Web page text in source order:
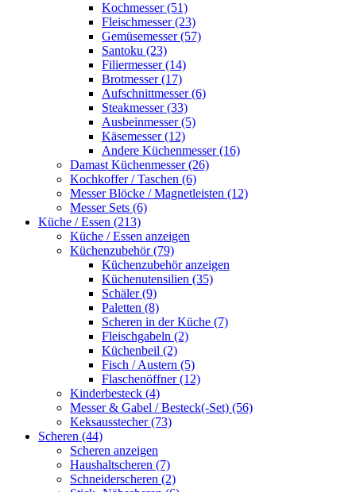
Kochmesser (51)
Fleischmesser (23)
Gemüsemesser (57)
Santoku (23)
Filiermesser (14)
Brotmesser (17)
Aufschnittmesser (6)
Steakmesser (33)
Ausbeinmesser (5)
Käsemesser (12)
Andere Küchenmesser (16)
Damast Küchenmesser (26)
Kochkoffer / Taschen (6)
Messer Blöcke / Magnetleisten (12)
Messer Sets (6)
Küche / Essen (213)
Küche / Essen anzeigen
Küchenzubehör (79)
Küchenzubehör anzeigen
Küchenutensilien (35)
Schäler (9)
Paletten (8)
Scheren in der Küche (7)
Fleischgabeln (2)
Küchenbeil (2)
Fisch / Austern (5)
Flaschenöffner (12)
Kinderbesteck (4)
Messer & Gabel / Besteck(-Set) (56)
Keksausstecher (73)
Scheren (44)
Scheren anzeigen
Haushaltscheren (7)
Schneiderscheren (2)